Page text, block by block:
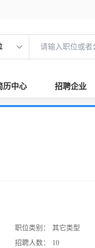
历中心 招聘企业
职位类别：
其它类型
招聘人数：
10